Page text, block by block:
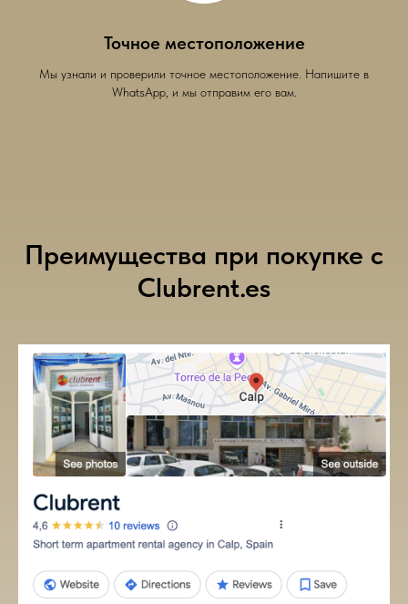
Точное местоположение
Мы узнали и проверили точное местоположение. Напишите в
WhatsApp, и мы отправим его вам.
Преимущества при покупке с
Clubrent.es